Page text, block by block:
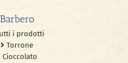
Barbero
i prodotti
Torrone
Cioccolato